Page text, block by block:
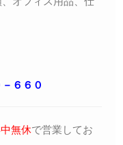
６６０
無休で営業してお